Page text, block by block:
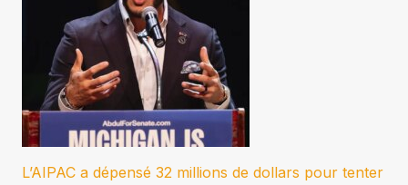
L’AIPAC a dépensé 32 millions de dollars pour tenter